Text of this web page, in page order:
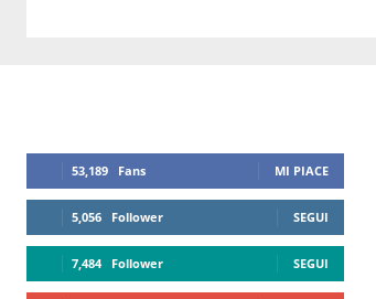
53,189 Fans MI PIACE
5,056 Follower SEGUI
7,484 Follower SEGUI